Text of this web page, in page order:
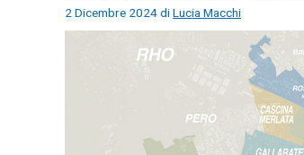
2 Dicembre 2024diLucia Macchi